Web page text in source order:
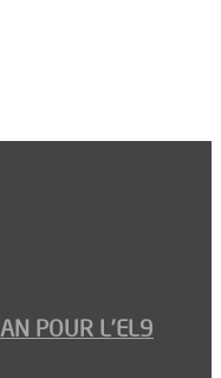
POUR L’EL9